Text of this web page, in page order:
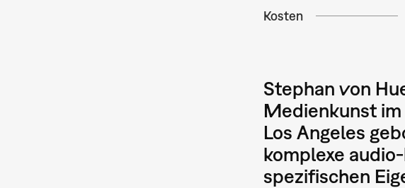
Kosten
Stephan von
Medienkunst
Los Angeles
komplexe
spezifischen